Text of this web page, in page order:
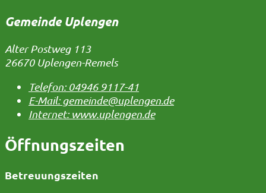
Gemeinde Uplengen
Alter Postweg 113
26670 Uplengen-Remels
Telefon:04946 9117-41
E-Mail:gemeinde@uplengen.de
Internet:www.uplengen.de
Öffnungszeiten
Betreuungszeiten